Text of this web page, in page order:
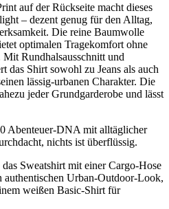
auf der Rückseite macht dieses
– dezent genug für den Alltag,
Die reine Baumwolle
optimalen Tragekomfort ohne
Rundhalsausschnitt und
das Shirt sowohl zu Jeans als auch
lässig-urbanen Charakter. Die
jeder Grundgarderobe und lässt
Abenteuer-DNA mit alltäglicher
nichts ist überflüssig.
Sweatshirt mit einer Cargo-Hose
authentischen Urban-Outdoor-Look,
weißen Basic-Shirt für